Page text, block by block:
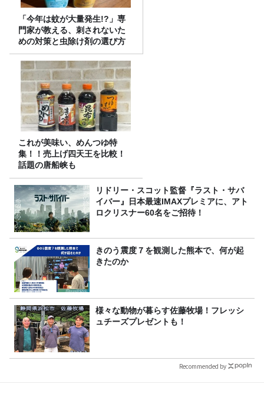
「今年は蚊が大量発生!?」専
門家が教える、刺されないた
めの対策と虫除け剤の選び方
これが美味い、めんつゆ特
集！！売上げ四天王を比較！
話題の唐船峡も
リドリー・スコット監督『ラスト・サバ
イバー』日本最速IMAXプレミアに、アト
ロクリスナー60名をご招待！
きのう震度７を観測した熊本で、何が起
きたのか
様々な動物が暮らす佐藤牧場！フレッシ
ュチーズプレゼントも！
Recommended by